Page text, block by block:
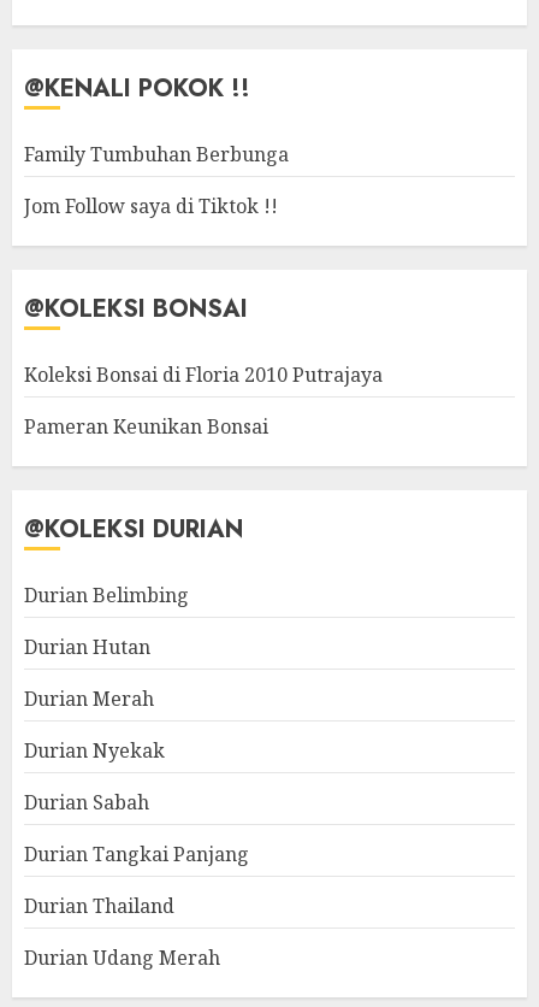
@KENALI POKOK !!
Family Tumbuhan Berbunga
Jom Follow saya di Tiktok !!
@KOLEKSI BONSAI
Koleksi Bonsai di Floria 2010 Putrajaya
Pameran Keunikan Bonsai
@KOLEKSI DURIAN
Durian Belimbing
Durian Hutan
Durian Merah
Durian Nyekak
Durian Sabah
Durian Tangkai Panjang
Durian Thailand
Durian Udang Merah